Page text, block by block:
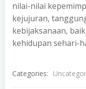
nilai-nilai
kejujuran,
kebijaksanaan,
kehidupan sehari-
Categories: